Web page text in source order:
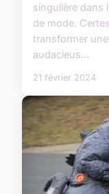
singulière dans
de mode.
transformer
audacieus...
21 février 2024